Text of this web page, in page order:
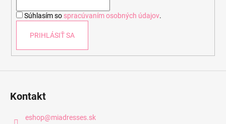
Súhlasím so spracúvaním osobných údajov.
PRIHLÁSIŤ SA
Kontakt
eshop@miadresses.sk